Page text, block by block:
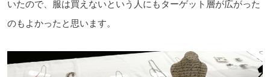
いたので、服は買えないという人にもターゲット層が広がった
のもよかったと思います。